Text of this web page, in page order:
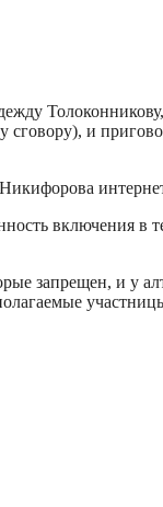
и
включения в
запрещен, и у